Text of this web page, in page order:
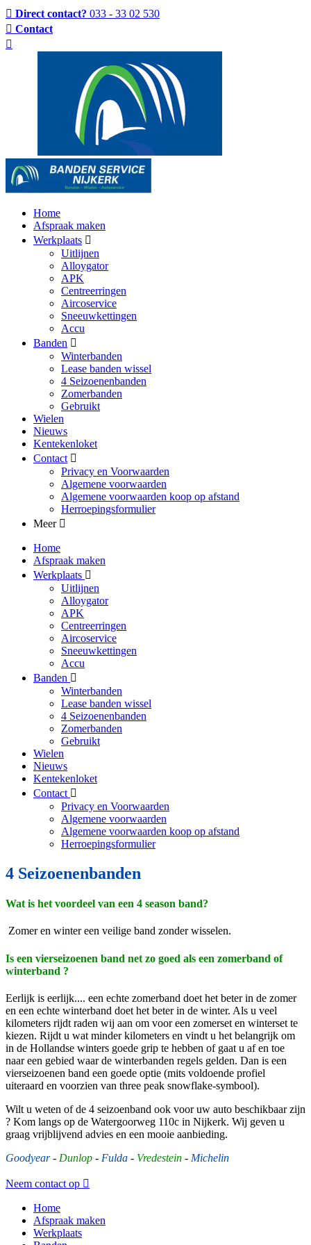
Direct contact? 033 - 33 02 530
Contact
Home
Afspraak maken
Werkplaats
Uitlijnen
Alloygator
APK
Centreerringen
Aircoservice
Sneeuwkettingen
Accu
Banden
Winterbanden
Lease banden wissel
4 Seizoenenbanden
Zomerbanden
Gebruikt
Wielen
Nieuws
Kentekenloket
Contact
Privacy en Voorwaarden
Algemene voorwaarden
Algemene voorwaarden koop op afstand
Herroepingsformulier
Meer
Home
Afspraak maken
Werkplaats
Uitlijnen
Alloygator
APK
Centreerringen
Aircoservice
Sneeuwkettingen
Accu
Banden
Winterbanden
Lease banden wissel
4 Seizoenenbanden
Zomerbanden
Gebruikt
Wielen
Nieuws
Kentekenloket
Contact
Privacy en Voorwaarden
Algemene voorwaarden
Algemene voorwaarden koop op afstand
Herroepingsformulier
4 Seizoenenbanden
Wat is het voordeel van een 4 season band?
Zomer en winter een veilige band zonder wisselen.
Is een vierseizoenen band net zo goed als een zomerband of
winterband ?
Eerlijk is eerlijk.... een echte zomerband doet het beter in de zomer
en een echte winterband doet het beter in de winter. Als u veel
kilometers rijdt raden wij aan om voor een zomerset en winterset te
kiezen. Rijdt u wat minder kilometers en vindt u het belangrijk om
in de Hollandse winters goede grip te hebben of gaat u af en toe
naar een gebied waar de winterbanden regels gelden. Dan is een
vierseizoenen band een goede optie (mits voldoende profiel
uiteraard en voorzien van three peak snowflake-symbool).
Wilt u weten of de 4 seizoenband ook voor uw auto beschikbaar zijn
? Kom langs op de Watergoorweg 110c in Nijkerk. Wij geven u
graag vrijblijvend advies en een mooie aanbieding.
Goodyear- Dunlop - Fulda - Vredestein - Michelin
Neem contact op
Home
Afspraak maken
Werkplaats